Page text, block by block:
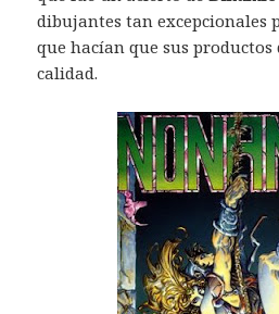
dibujantes tan excepcionales
que hacían que sus
calidad.